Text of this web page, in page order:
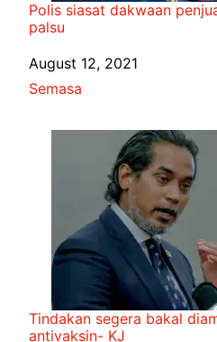
Polis siasat dakwaan
palsu
Date
August 12, 2021
In relation to
Semasa
Tindakan segera bakal
antivaksin- KJ